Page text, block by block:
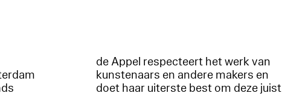
de Appel respecteert het werk van
kunstenaars en andere makers en
doet haar uiterste best om deze juist